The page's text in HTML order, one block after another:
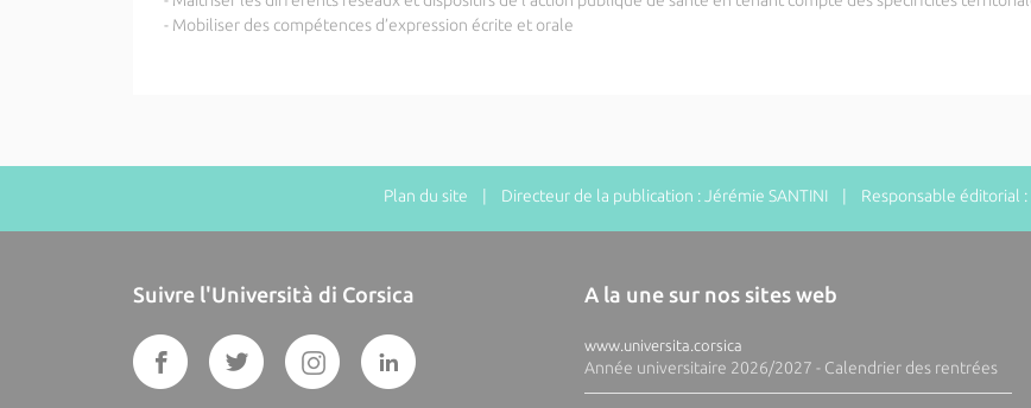
- Mobiliser des compétences d’expression écrite et orale
Plan du site | Directeur de la publication : Jérémie SANTINI | Responsable éditorial :
Suivre l'Università di Corsica A la une sur nos sites web
www.universita.corsica
Année universitaire 2026/2027 - Calendrier des rentrées